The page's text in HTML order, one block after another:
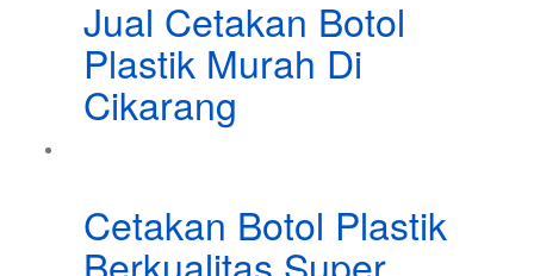
Jual Cetakan Botol
Plastik Murah Di
Cikarang
Cetakan Botol Plastik